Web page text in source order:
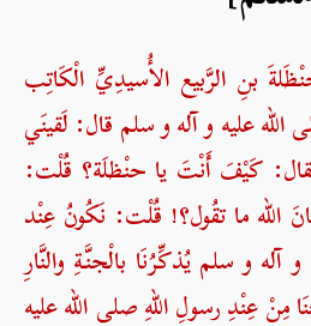
بنِ الرَّبيع الأُسيدِيِّ الْكَاتِب
علیه و آله و سلم قال: لَقينَي
كَيْفَ أَنْتَ يا حنْظلَة؟ قُلْت:
الله ما تقُول؟! قُلْت: نَكُونُ عِنْد
آله و سلم يُذكِّرُنَا بالْجنَّةِ والنَّارِ
مِنْ عِنْدِ رسولِ اللهِ صلی الله علیه